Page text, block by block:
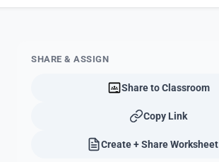
SHARE & ASSIGN
Share to Classroom
Copy Link
Create + Share Worksheet